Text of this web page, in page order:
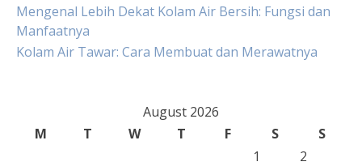
Mengenal Lebih Dekat Kolam Air Bersih: Fungsi dan
Manfaatnya
Kolam Air Tawar: Cara Membuat dan Merawatnya
August 2026
M
T W T F S
S
1
2